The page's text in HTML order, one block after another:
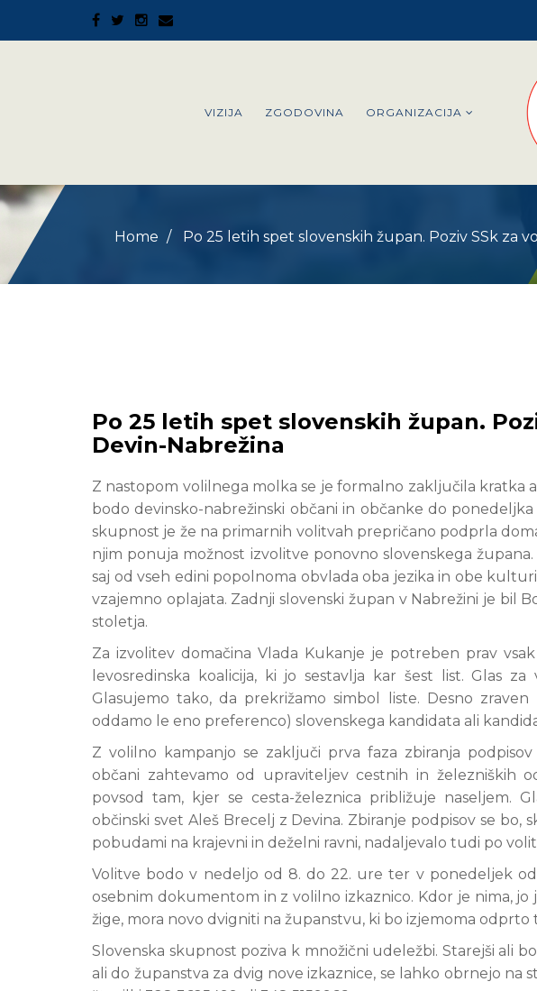
VIZIJA ZGODOVINA ORGANIZACIJA
Home Po 25 letih spet slovenskih župan. Poziv SSk za
Po 25 letih spet slovenskih župan.
Devin-Nabrežina
Z nastopom volilnega molka se je formalno zaključila kratka
bodo devinsko-nabrežinski občani in občanke do
skupnost je že na primarnih volitvah prepričano podprla
njim ponuja možnost izvolitve ponovno slovenskega
saj od vseh edini popolnoma obvlada oba jezika in obe
vzajemno oplajata. Zadnji slovenski župan v Nabrežini je bil
stoletja.
Za izvolitev domačina Vlada Kukanje je potreben prav
levosredinska koalicija, ki jo sestavlja kar šest list. Glas
Glasujemo tako, da prekrižamo simbol liste. Desno
oddamo le eno preferenco) slovenskega kandidata ali
Z volilno kampanjo se zaključi prva faza zbiranja
občani zahtevamo od upraviteljev cestnih in železniških
povsod tam, kjer se cesta-železnica približuje naseljem.
občinski svet Aleš Brecelj z Devina. Zbiranje podpisov se
pobudami na krajevni in deželni ravni, nadaljevalo tudi po
Volitve bodo v nedeljo od 8. do 22. ure ter v ponedeljek
osebnim dokumentom in z volilno izkaznico. Kdor je nima,
žige, mora novo dvigniti na županstvu, ki bo izjemoma
Slovenska skupnost poziva k množični udeležbi. Starejši ali
ali do županstva za dvig nove izkaznice, se lahko obrnejo